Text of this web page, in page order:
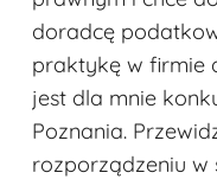
doradcę
praktykę w firmie
jest dla mnie
Poznania.
rozporządzeniu